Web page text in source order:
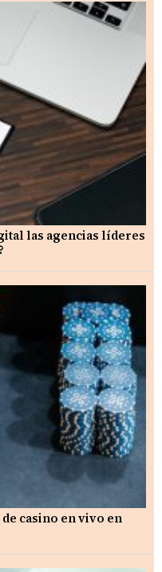
las agencias líderes
casino en vivo en